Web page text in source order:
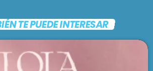
TE PUEDE INTERESAR